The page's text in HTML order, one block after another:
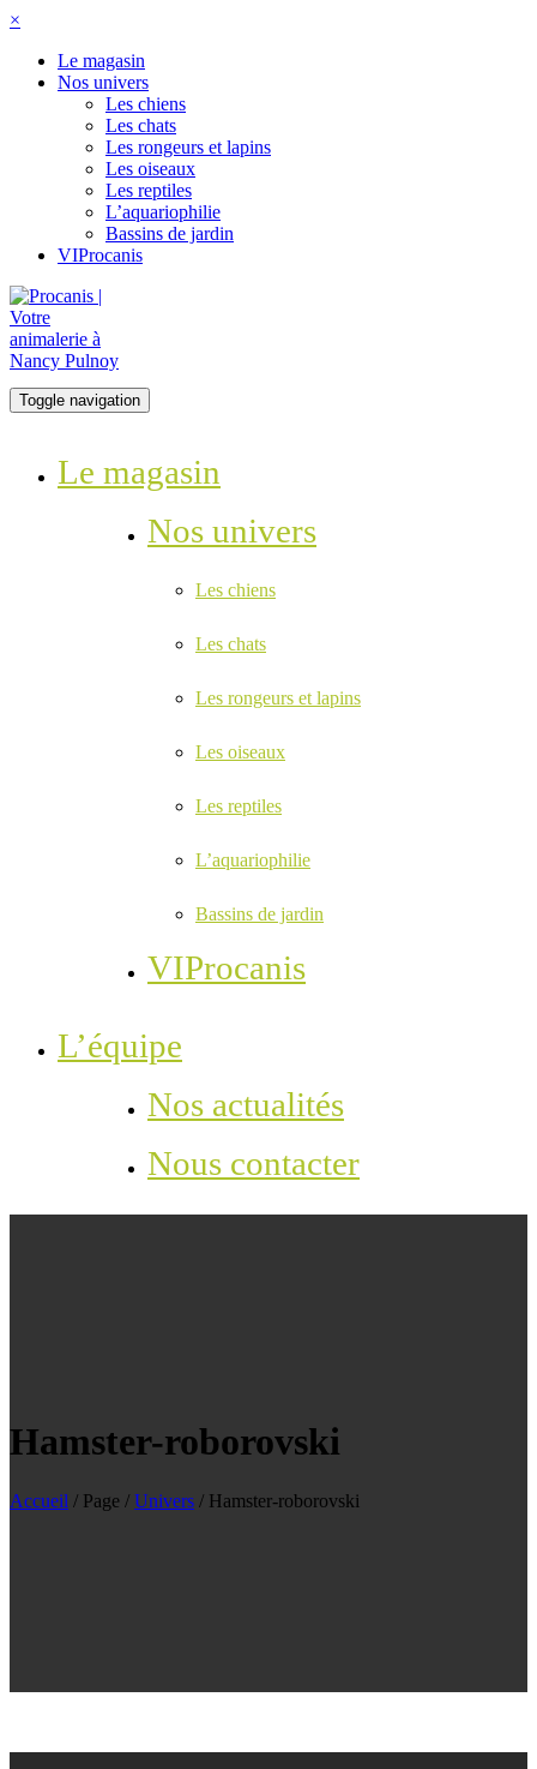
×
Le magasin
Nos univers
Les chiens
Les chats
Les rongeurs et lapins
Les oiseaux
Les reptiles
L’aquariophilie
Bassins de jardin
VIProcanis
Toggle navigation
Le magasin
Nos univers
Les chiens
Les chats
Les rongeurs et lapins
Les oiseaux
Les reptiles
L’aquariophilie
Bassins de jardin
VIProcanis
L’équipe
Nos actualités
Nous contacter
Hamster-roborovski
Accueil / Page / Univers / Hamster-roborovski